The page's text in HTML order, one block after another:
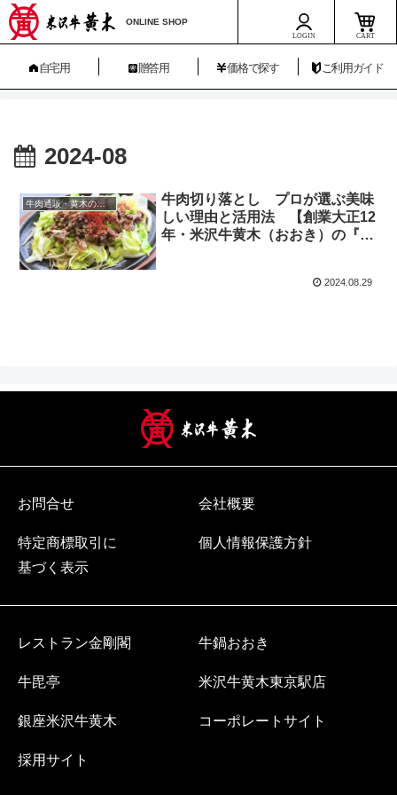
ONLINE SHOP
LOGIN CART
自宅用 贈答用 価格で探す ご利用ガイド
2024-08
牛肉通販・黄木のハレの日コラム特別編
牛肉切り落とし プロが選ぶ美味
しい理由と活用法 【創業大正12
年・米沢牛黄木（おおき）の『ハ
2024.08.29
お問合せ 会社概要
特定商標取引に
基づく表示
個人情報保護方針
レストラン金剛閣 牛鍋おおき
牛毘亭 米沢牛黄木東京駅店
銀座米沢牛黄木 コーポレートサイト
採用サイト